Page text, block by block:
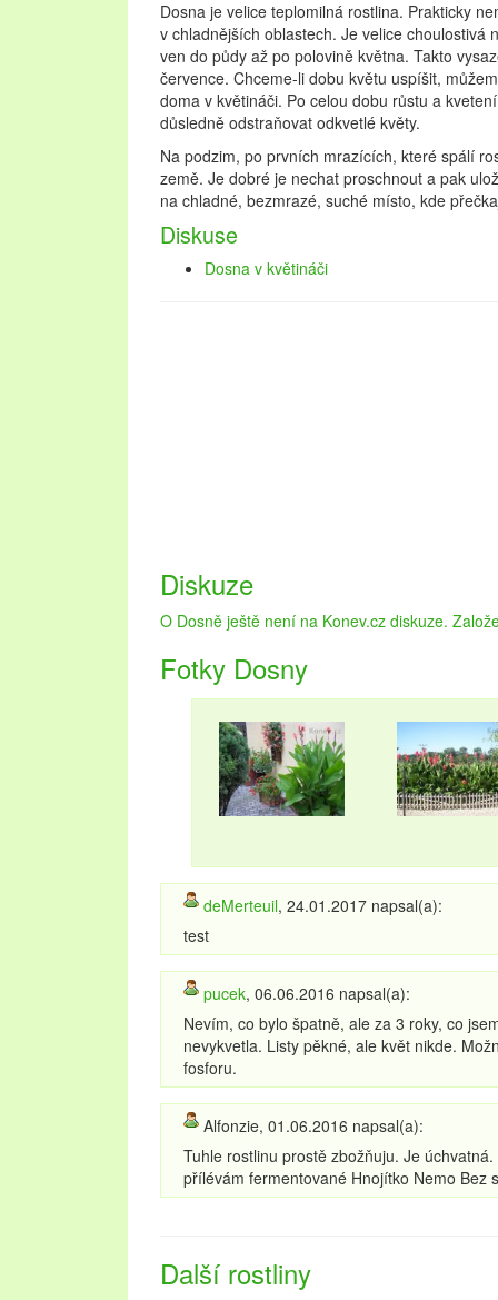
Dosna je velice teplomilná rostlina. Prakticky
v chladnějších oblastech. Je velice choulostivá
ven do půdy až po polovině května. Takto
července. Chceme-li dobu květu uspíšit,
doma v květináči. Po celou dobu růstu a
důsledně odstraňovat odkvetlé květy.
Na podzim, po prvních mrazících, které spálí
země. Je dobré je nechat proschnout a pak
na chladné, bezmrazé, suché místo, kde
Diskuse
Dosna v květináči
Oblast Lednicko-valtického areálu
krásné zahrady. Pojďte strávit dovolenou na
navštěvovaných městech na stránkách
upřednostňujete přírodu a les, vyberte si
Dovolená v této lokalitě se vyplatí v každém
vinobraní.
Diskuze
O Dosně ještě není na Konev.cz diskuze.
Fotky Dosny
deMerteuil, 24.01.2017 napsal(a):
test
pucek, 06.06.2016 napsal(a):
Nevím, co bylo špatně, ale za 3 roky, co
nevykvetla. Listy pěkné, ale květ nikde.
fosforu.
Alfonzie, 01.06.2016 napsal(a):
Tuhle rostlinu prostě zbožňuju. Je
přílévám fermentované Hnojítko Nemo Bez
Další rostliny